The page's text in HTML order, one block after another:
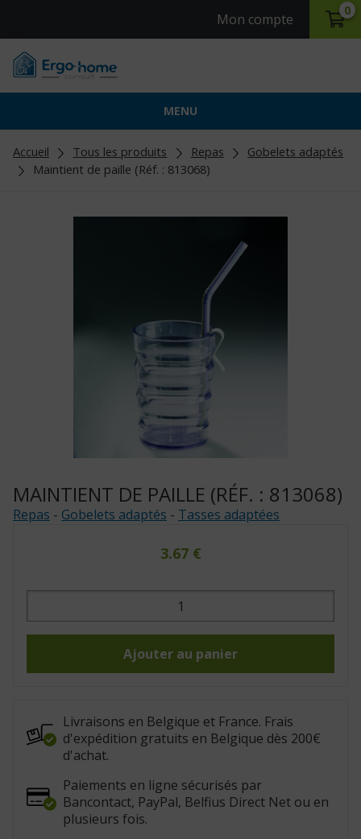
Mon compte
0
MENU
Accueil Tous les produits Repas
Gobelets adaptés
Maintient de paille (Réf. : 813068)
MAINTIENT DE PAILLE (RÉF. : 813068)
Repas - Gobelets adaptés - Tasses adaptées
3.67 €
quantité
Maintient
813068)
Ajouter au panier
Livraisons en Belgique et France. Frais
d'expédition gratuits en Belgique dès 200€
d'achat.
Paiements en ligne sécurisés par
Bancontact, PayPal, Belfius Direct Net ou en
plusieurs fois.